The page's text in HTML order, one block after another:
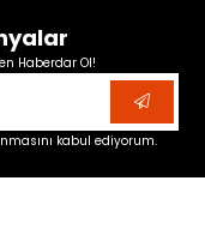
Haberdar Ol!
kabul ediyorum.